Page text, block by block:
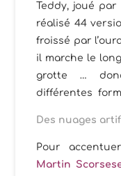
Teddy, joué par
réalisé 44
froissé par
il marche le
grotte …
différentes
Des nuages
Pour
Martin